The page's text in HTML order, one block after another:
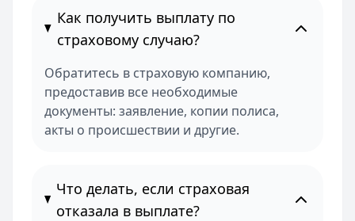
Как получить выплату по
страховому случаю?
Обратитесь в страховую компанию,
предоставив все необходимые
документы: заявление, копии полиса,
акты о происшествии и другие.
Что делать, если страховая
отказала в выплате?